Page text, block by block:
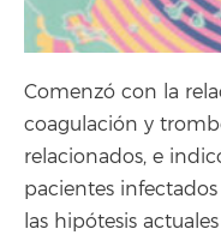
Comenzó con la
coagulación y
relacionados, e
pacientes
las hipótesis